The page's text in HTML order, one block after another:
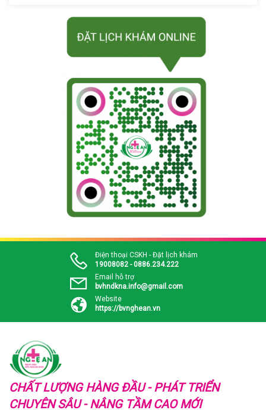
Điện thoại CSKH - Đặt lịch khám
19008082 - 0886.234.222
Email hỗ trợ
bvhndkna.info@gmail.com
Website
https://bvnghean.vn
CHẤT LƯỢNG HÀNG ĐẦU - PHÁT TRIỂN
CHUYÊN SÂU - NÂNG TẦM CAO MỚI